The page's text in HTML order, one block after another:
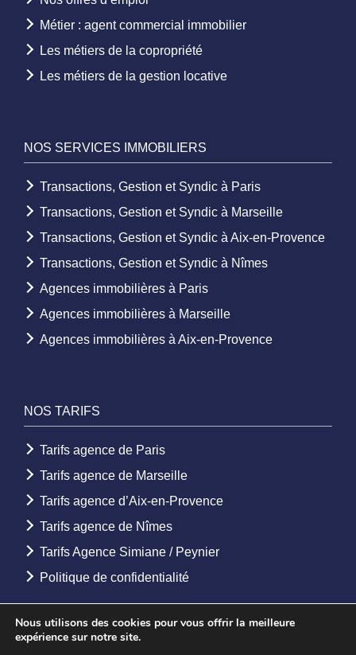
Métier : agent commercial immobilier
Les métiers de la copropriété
Les métiers de la gestion locative
NOS SERVICES IMMOBILIERS
Transactions, Gestion et Syndic à Paris
Transactions, Gestion et Syndic à Marseille
Transactions, Gestion et Syndic à Aix-en-Provence
Transactions, Gestion et Syndic à Nîmes
Agences immobilières à Paris
Agences immobilières à Marseille
Agences immobilières à Aix-en-Provence
NOS TARIFS
Tarifs agence de Paris
Tarifs agence de Marseille
Tarifs agence d’Aix-en-Provence
Tarifs agence de Nîmes
Tarifs Agence Simiane / Peynier
Politique de confidentialité
Nous utilisons des cookies pour vous offrir la meilleure
expérience sur notre site.